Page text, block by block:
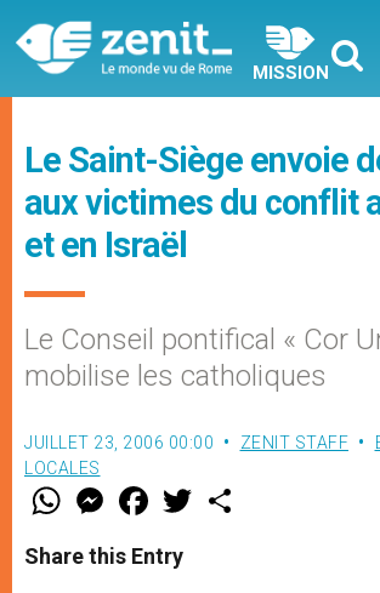
MISSION
Le Saint-Siège envoie
aux victimes du conflit
et en Israël
Le Conseil pontifical « Cor
mobilise les catholiques
JUILLET 23, 2006 00:00 ZENIT STAFF
LOCALES
W
t
s
M
e
s
e
F
a
e
b
w
Share this Entry